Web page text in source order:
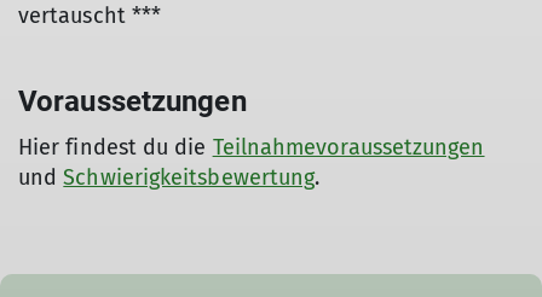
vertauscht ***
Voraussetzungen
Hier findest du die Teilnahmevoraussetzungen
undSchwierigkeitsbewertung.